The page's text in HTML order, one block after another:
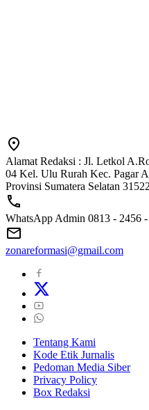
Alamat Redaksi : Jl. Letkol
04 Kel. Ulu Rurah Kec. Pagar
Provinsi Sumatera Selatan 31522
WhatsApp Admin 0813 - 2456
zonareformasi@gmail.com
Tentang Kami
Kode Etik Jurnalis
Pedoman Media Siber
Privacy Policy
Box Redaksi